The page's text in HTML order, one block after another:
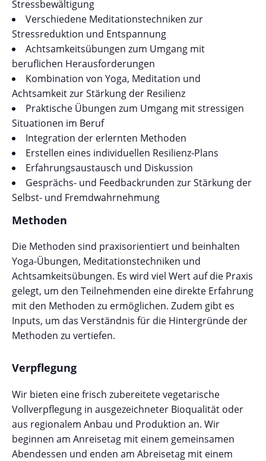
Stressbewältigung
Verschiedene Meditationstechniken zur
Stressreduktion und Entspannung
Achtsamkeitsübungen zum Umgang mit
beruflichen Herausforderungen
Kombination von Yoga, Meditation und
Achtsamkeit zur Stärkung der Resilienz
Praktische Übungen zum Umgang mit stressigen
Situationen im Beruf
Integration der erlernten Methoden
Erstellen eines individuellen Resilienz-Plans
Erfahrungsaustausch und Diskussion
Gesprächs- und Feedbackrunden zur Stärkung der
Selbst- und Fremdwahrnehmung
Methoden
Die Methoden sind praxisorientiert und beinhalten
Yoga-Übungen, Meditationstechniken und
Achtsamkeitsübungen. Es wird viel Wert auf die Praxis
gelegt, um den Teilnehmenden eine direkte Erfahrung
mit den Methoden zu ermöglichen. Zudem gibt es
Inputs, um das Verständnis für die Hintergründe der
Methoden zu vertiefen.
Verpflegung
Wir bieten eine frisch zubereitete vegetarische
Vollverpflegung in ausgezeichneter Bioqualität oder
aus regionalem Anbau und Produktion an. Wir
beginnen am Anreisetag mit einem gemeinsamen
Abendessen und enden am Abreisetag mit einem